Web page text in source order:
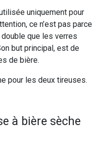
uniquement pour
ce n’est pas parce
que les verres
but principal, est de
de bière.
pour les deux tireuses.
à bière sèche